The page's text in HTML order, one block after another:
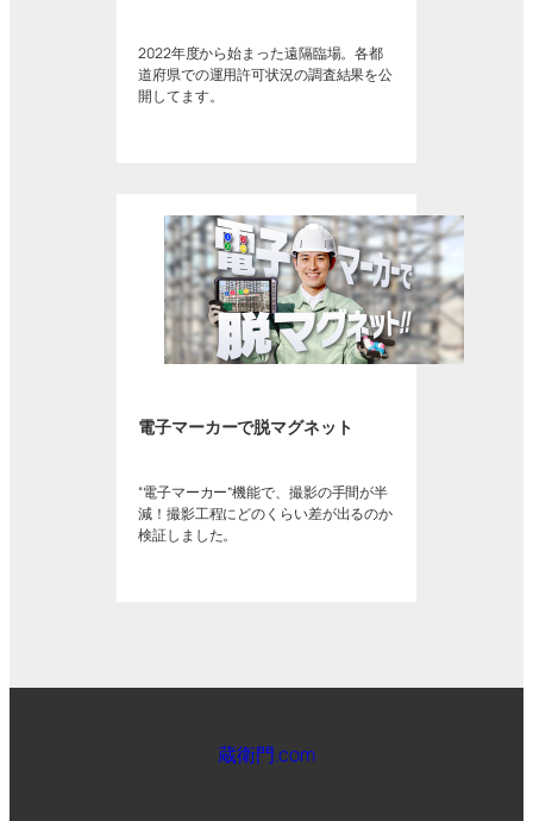
2022年度から始まった遠隔臨場。各都
道府県での運用許可状況の調査結果を公
開してます。
電子マーカーで脱マグネット
“電子マーカー”機能で、撮影の手間が半
減！撮影工程にどのくらい差が出るのか
検証しました。
蔵衛門.com